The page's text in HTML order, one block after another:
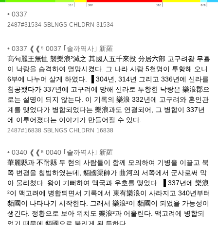
• 0337
2487#31534 SBLNGS CHLDRN 31534
• 0337 ❰❰⁵ 0037 ｢솔까역사｣ 新羅
髙句麗王無恤 襲樂浪²滅之 其國人五千來投 分居六部 고구려왕 무휼
이 낙랑을 습격하여 멸망시켰다. 그 나라 사람 5천명이 투항해 오니
6부에 나누어 살게 하였다. ▐ 304년, 314년 그리고 336년에 신라를
침공했다가 337년에 고구려에 망해 신라로 투항한 낙랑은 樂浪郡으
로는 설명이 되지 않는다. 이 기록의 樂浪 332년에 고구려와 혼인관
계를 맺었다가 병합되었다는 樂浪과도 연결되어, 그 병합이 337년
에 이루어졌다는 이야기가 만들어질 수 있다.
2487#16838 SBLNGS CHLDRN 16838
• 0340 ❰❰⁵ 0040 ｢솔까역사｣ 新羅
華麗縣과 不耐縣 두 현의 사람들이 함께 모의하여 기병을 이끌고 북
쪽 변경을 침범하였는데, 貊國渠帥가 曲河의 서쪽에서 군사로써 막
아 물리쳤다. 왕이 기뻐하여 맥국과 우호를 맺었다. ▐ 337년에 樂浪
²이 맥고려에 병합되면서 기록에서 東有樂浪이 사라지고 340년부터
貊國이 나타나기 시작한다. 그래서 樂浪²이 貊國이 되었을 가능성이
생긴다. 정황으로 보아 위치도 樂浪²과 어울린다. 맥고려에 병합되
었기 때문에 貊國으로 불리게 된 듯하다.